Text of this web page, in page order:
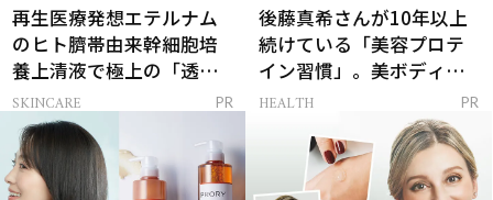
再生医療発想エテルナム
のヒト臍帯由来幹細胞培
養上清液で極上の「透明
感ハリ肌」へ
SKINCARE PR
後藤真希さんが10年以上
続けている「美容プロテ
イン習慣」。美ボディを
支える朝ルーティンと
HEALTH PR